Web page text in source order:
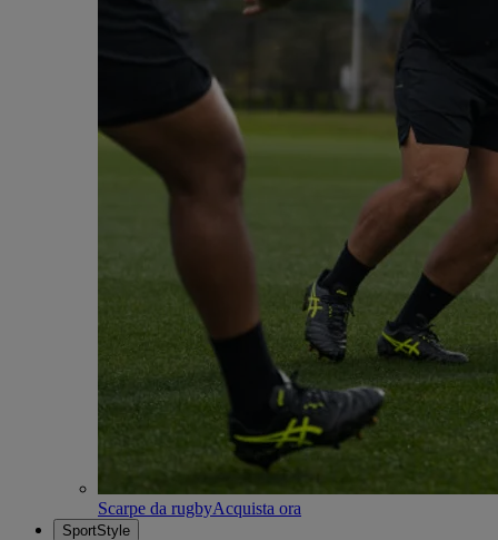
Scarpe da rugbyAcquista ora
SportStyle